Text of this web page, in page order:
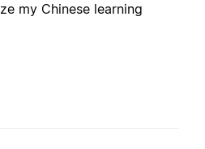
my Chinese learning